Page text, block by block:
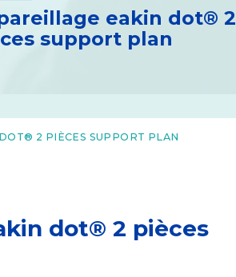
eakin dot® 2
support plan
2 PIÈCES SUPPORT PLAN
dot® 2 pièces